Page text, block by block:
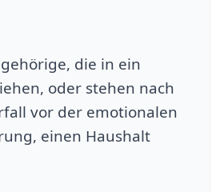
die in ein
oder stehen nach
vor der emotionalen
einen Haushalt